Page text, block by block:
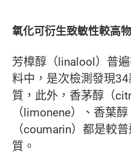
氧化可衍生致敏性較高
芳樟醇（linalool）普
料中，是次檢測發現
質，此外，香茅醇（
（limonene）、香葉
（coumarin）都是較
質。